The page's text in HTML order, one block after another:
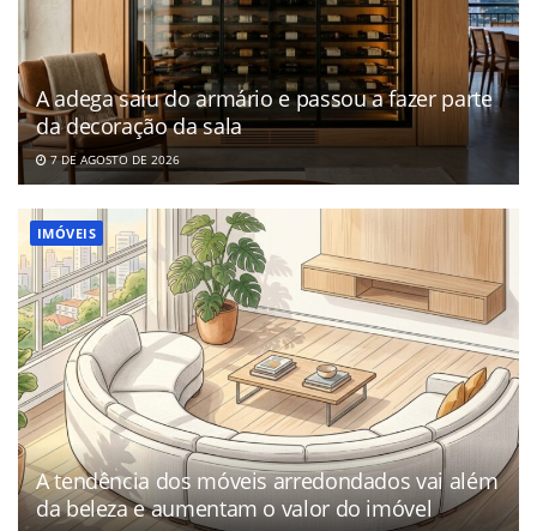
A adega saiu do armário e passou a fazer parte
da decoração da sala
7 DE AGOSTO DE 2026
IMÓVEIS
A tendência dos móveis arredondados vai além
da beleza e aumentam o valor do imóvel